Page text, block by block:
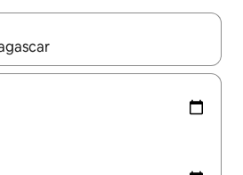
beschikbaar zijn, maak je een keuze